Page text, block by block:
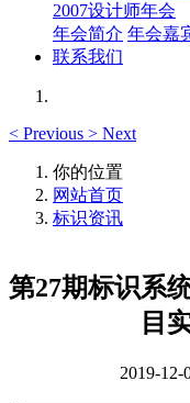
2007设计师年会
年会简介 年会嘉
联系我们
< Previous > Next
你的位置
网站首页
标识资讯
第27期标识系
目
2019-12-